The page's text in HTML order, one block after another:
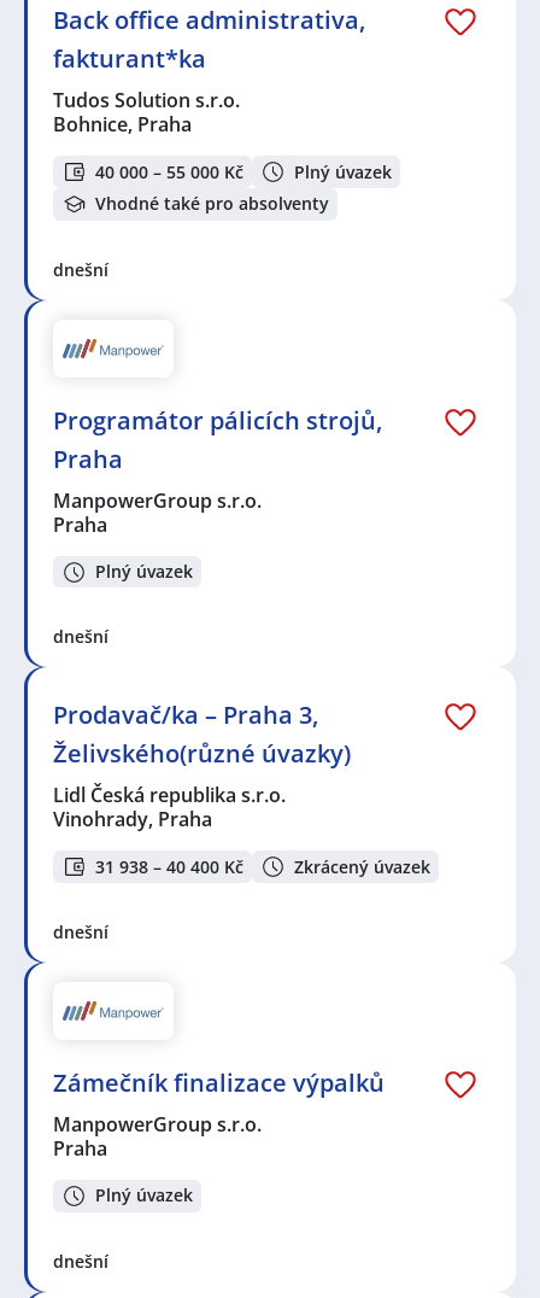
Back office administrativa,
fakturant*ka
Tudos Solution s.r.o.
Bohnice, Praha
40 000 – 55 000 Kč
Plný úvazek
Vhodné také pro absolventy
dnešní
Programátor pálicích strojů,
Praha
ManpowerGroup s.r.o.
Praha
Plný úvazek
dnešní
Prodavač/ka – Praha 3,
Želivského(různé úvazky)
Lidl Česká republika s.r.o.
Vinohrady, Praha
31 938 – 40 400 Kč Zkrácený úvazek
dnešní
Zámečník finalizace výpalků
ManpowerGroup s.r.o.
Praha
Plný úvazek
dnešní